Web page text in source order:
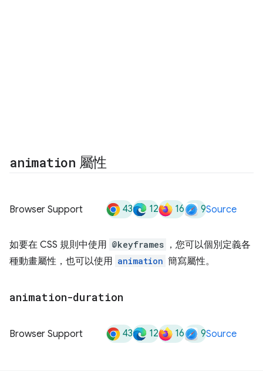
animation 屬性
Browser Support 43 12 16 9Source
如要在 CSS 規則中使用 @keyframes ，您可以個別定義各
種動畫屬性，也可以使用 animation 簡寫屬性。
animation-duration
Browser Support 43 12 16 9Source